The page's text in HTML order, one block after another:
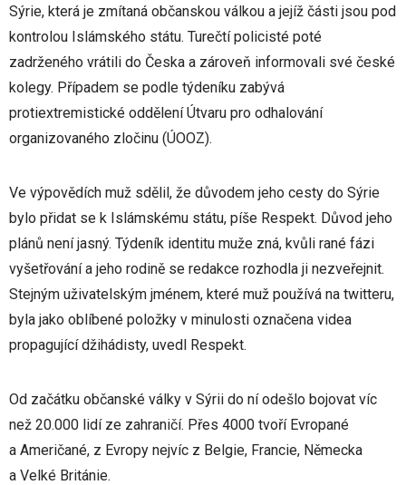
Sýrie, která je zmítaná občanskou válkou a jejíž části jsou pod
kontrolou Islámského státu. Turečtí policisté poté
zadrženého vrátili do Česka a zároveň informovali své české
kolegy. Případem se podle týdeníku zabývá
protiextremistické oddělení Útvaru pro odhalování
organizovaného zločinu (ÚOOZ).
Ve výpovědích muž sdělil, že důvodem jeho cesty do Sýrie
bylo přidat se k Islámskému státu, píše Respekt. Důvod jeho
plánů není jasný. Týdeník identitu muže zná, kvůli rané fázi
vyšetřování a jeho rodině se redakce rozhodla ji nezveřejnit.
Stejným uživatelským jménem, které muž používá na twitteru,
byla jako oblíbené položky v minulosti označena videa
propagující džihádisty, uvedl Respekt.
Od začátku občanské války v Sýrii do ní odešlo bojovat víc
než 20.000 lidí ze zahraničí. Přes 4000 tvoří Evropané
a Američané, z Evropy nejvíc z Belgie, Francie, Německa
a Velké Británie.